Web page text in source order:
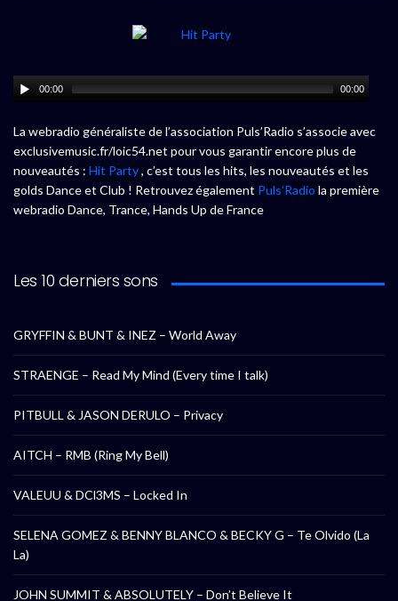
00:00 00:00
La webradio généraliste de l’association Puls’Radio s’associe avec
exclusivemusic.fr/loic54.net pour vous garantir encore plus de
nouveautés : Hit Party, c’est tous les hits, les nouveautés et les
golds Dance et Club ! Retrouvez également Puls’Radio la première
webradio Dance, Trance, Hands Up de France
Les 10 derniers sons
GRYFFIN & BUNT & INEZ – World Away
STRAENGE – Read My Mind (Every time I talk)
PITBULL & JASON DERULO – Privacy
AITCH – RMB (Ring My Bell)
VALEUU & DCl3MS – Locked In
SELENA GOMEZ & BENNY BLANCO & BECKY G – Te Olvido (La
La)
JOHN SUMMIT & ABSOLUTELY – Don’t Believe It